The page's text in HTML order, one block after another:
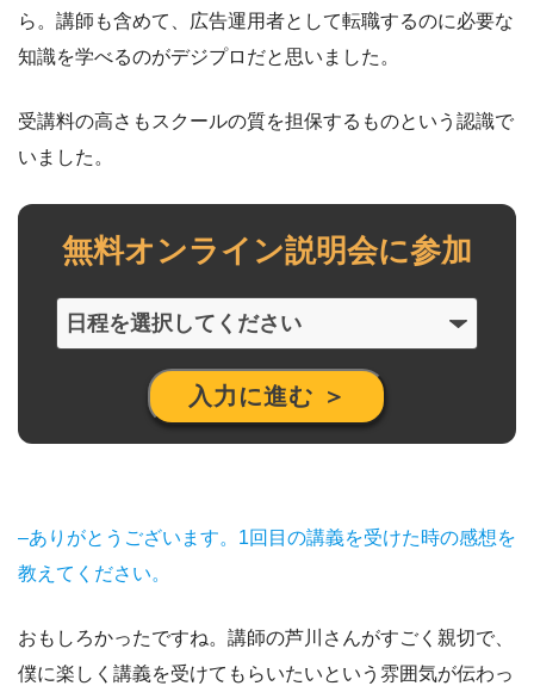
ら。講師も含めて、広告運用者として転職するのに必要な
知識を学べるのがデジプロだと思いました。
受講料の高さもスクールの質を担保するものという認識で
いました。
無料オンライン説明会に参加
–ありがとうございます。1回目の講義を受けた時の感想を
教えてください。
おもしろかったですね。講師の芦川さんがすごく親切で、
僕に楽しく講義を受けてもらいたいという雰囲気が伝わっ